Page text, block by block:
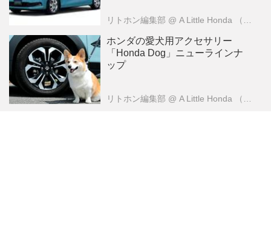
リトホン編集部 @ A Little Honda （ア・リトル・ホンダ）編集部
ホンダの愛犬用アクセサリー
「Honda Dog」ニューラインナ
ップ
リトホン編集部 @ A Little Honda （ア・リトル・ホンダ）編集部